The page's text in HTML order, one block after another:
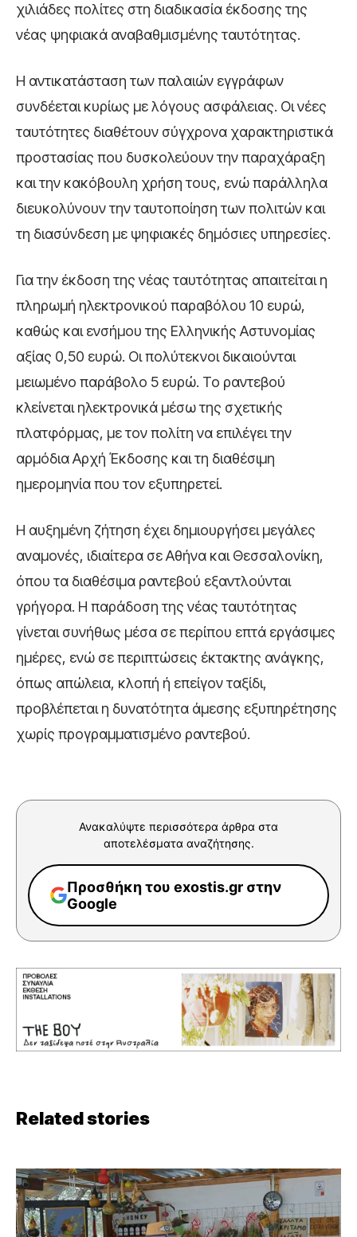
χιλιάδες πολίτες στη διαδικασία έκδοσης της
νέας ψηφιακά αναβαθμισμένης ταυτότητας.
Η αντικατάσταση των παλαιών εγγράφων
συνδέεται κυρίως με λόγους ασφάλειας. Οι νέες
ταυτότητες διαθέτουν σύγχρονα χαρακτηριστικά
προστασίας που δυσκολεύουν την παραχάραξη
και την κακόβουλη χρήση τους, ενώ παράλληλα
διευκολύνουν την ταυτοποίηση των πολιτών και
τη διασύνδεση με ψηφιακές δημόσιες υπηρεσίες.
Για την έκδοση της νέας ταυτότητας απαιτείται η
πληρωμή ηλεκτρονικού παραβόλου 10 ευρώ,
καθώς και ενσήμου της Ελληνικής Αστυνομίας
αξίας 0,50 ευρώ. Οι πολύτεκνοι δικαιούνται
μειωμένο παράβολο 5 ευρώ. Το ραντεβού
κλείνεται ηλεκτρονικά μέσω της σχετικής
πλατφόρμας, με τον πολίτη να επιλέγει την
αρμόδια Αρχή Έκδοσης και τη διαθέσιμη
ημερομηνία που τον εξυπηρετεί.
Η αυξημένη ζήτηση έχει δημιουργήσει μεγάλες
αναμονές, ιδιαίτερα σε Αθήνα και Θεσσαλονίκη,
όπου τα διαθέσιμα ραντεβού εξαντλούνται
γρήγορα. Η παράδοση της νέας ταυτότητας
γίνεται συνήθως μέσα σε περίπου επτά εργάσιμες
ημέρες, ενώ σε περιπτώσεις έκτακτης ανάγκης,
όπως απώλεια, κλοπή ή επείγον ταξίδι,
προβλέπεται η δυνατότητα άμεσης εξυπηρέτησης
χωρίς προγραμματισμένο ραντεβού.
Ανακαλύψτε περισσότερα άρθρα στα
αποτελέσματα αναζήτησης.
Προσθήκη του exostis.gr στην
Google
Related stories